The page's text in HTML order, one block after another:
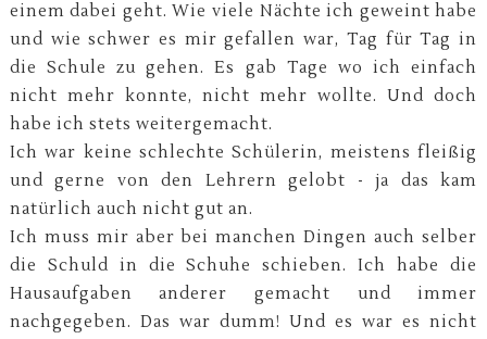
einem dabei geht. Wie viele Nächte ich geweint habe
und wie schwer es mir gefallen war, Tag für Tag in
die Schule zu gehen. Es gab Tage wo ich einfach
nicht mehr konnte, nicht mehr wollte. Und doch
habe ich stets weitergemacht.
Ich war keine schlechte Schülerin, meistens fleißig
und gerne von den Lehrern gelobt - ja das kam
natürlich auch nicht gut an.
Ich muss mir aber bei manchen Dingen auch selber
die Schuld in die Schuhe schieben. Ich habe die
Hausaufgaben anderer gemacht und immer
nachgegeben. Das war dumm! Und es war es nicht